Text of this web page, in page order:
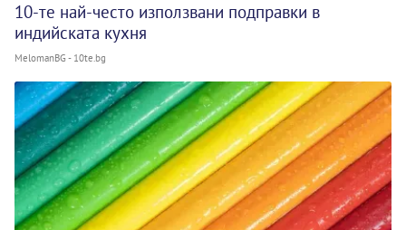
10-те най-често използвани подправки в
индийската кухня
MelomanBG - 10te.bg